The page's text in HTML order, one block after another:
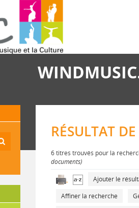
RÉSULTAT
6 titres trouvés pour la
documents)
Ajouter le
Affiner la recherche